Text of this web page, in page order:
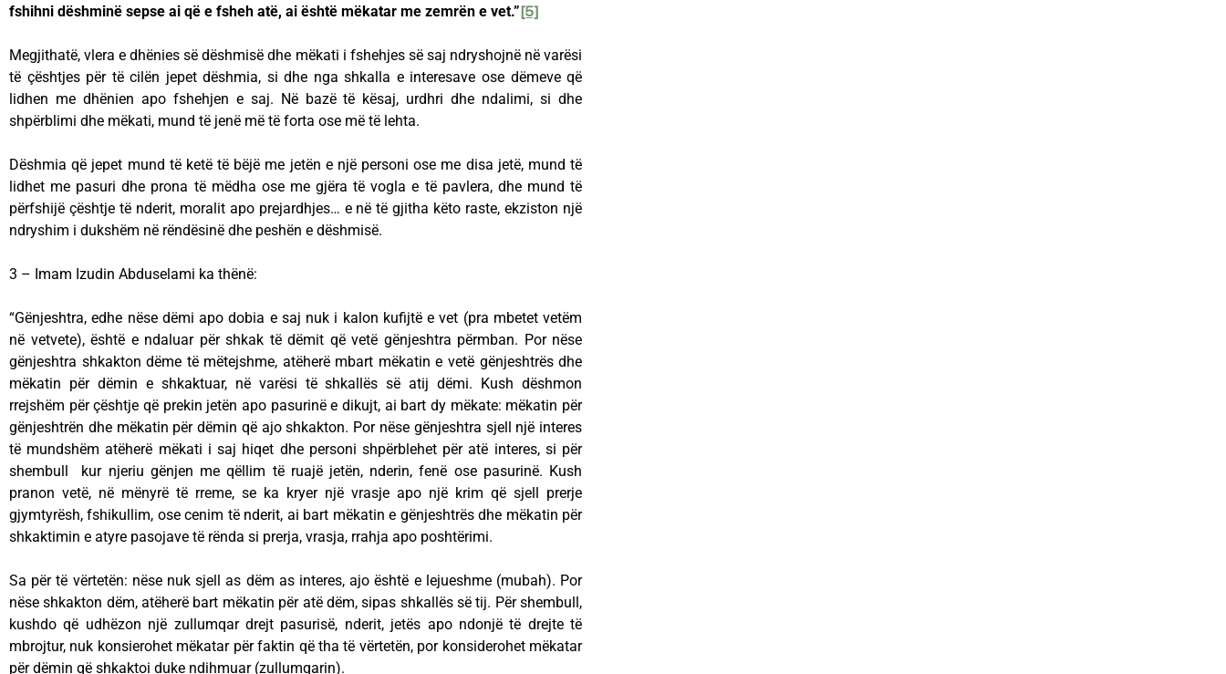
fshihni dëshminë sepse ai që e fsheh atë, ai është mëkatar me zemrën e vet.”[5]
Megjithatë, vlera e dhënies së dëshmisë dhe mëkati i fshehjes së saj ndryshojnë në varësi
të çështjes për të cilën jepet dëshmia, si dhe nga shkalla e interesave ose dëmeve që
lidhen me dhënien apo fshehjen e saj. Në bazë të kësaj, urdhri dhe ndalimi, si dhe
shpërblimi dhe mëkati, mund të jenë më të forta ose më të lehta.
Dëshmia që jepet mund të ketë të bëjë me jetën e një personi ose me disa jetë, mund të
lidhet me pasuri dhe prona të mëdha ose me gjëra të vogla e të pavlera, dhe mund të
përfshijë çështje të nderit, moralit apo prejardhjes… e në të gjitha këto raste, ekziston një
ndryshim i dukshëm në rëndësinë dhe peshën e dëshmisë.
3 – Imam Izudin Abduselami ka thënë:
“Gënjeshtra, edhe nëse dëmi apo dobia e saj nuk i kalon kufijtë e vet (pra mbetet vetëm
në vetvete), është e ndaluar për shkak të dëmit që vetë gënjeshtra përmban. Por nëse
gënjeshtra shkakton dëme të mëtejshme, atëherë mbart mëkatin e vetë gënjeshtrës dhe
mëkatin për dëmin e shkaktuar, në varësi të shkallës së atij dëmi. Kush dëshmon
rrejshëm për çështje që prekin jetën apo pasurinë e dikujt, ai bart dy mëkate: mëkatin për
gënjeshtrën dhe mëkatin për dëmin që ajo shkakton. Por nëse gënjeshtra sjell një interes
të mundshëm atëherë mëkati i saj hiqet dhe personi shpërblehet për atë interes, si për
shembull kur njeriu gënjen me qëllim të ruajë jetën, nderin, fenë ose pasurinë. Kush
pranon vetë, në mënyrë të rreme, se ka kryer një vrasje apo një krim që sjell prerje
gjymtyrësh, fshikullim, ose cenim të nderit, ai bart mëkatin e gënjeshtrës dhe mëkatin për
shkaktimin e atyre pasojave të rënda si prerja, vrasja, rrahja apo poshtërimi.
Sa për të vërtetën: nëse nuk sjell as dëm as interes, ajo është e lejueshme (mubah). Por
nëse shkakton dëm, atëherë bart mëkatin për atë dëm, sipas shkallës së tij. Për shembull,
kushdo që udhëzon një zullumqar drejt pasurisë, nderit, jetës apo ndonjë të drejte të
mbrojtur, nuk konsierohet mëkatar për faktin që tha të vërtetën, por konsiderohet mëkatar
për dëmin që shkaktoi duke ndihmuar (zullumqarin).